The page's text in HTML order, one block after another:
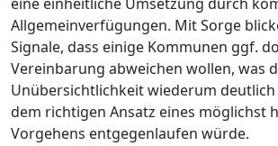
Allgemeinverfügungen. Mit Sorge
Signale, dass einige Kommunen ggf.
Vereinbarung abweichen wollen, was
Unübersichtlichkeit wiederum
dem richtigen Ansatz eines möglichst
Vorgehens entgegenlaufen würde.